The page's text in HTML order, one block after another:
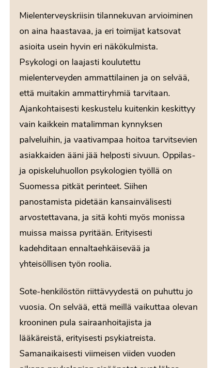
Mielenterveyskriisin tilannekuvan arvioiminen
on aina haastavaa, ja eri toimijat katsovat
asioita usein hyvin eri näkökulmista.
Psykologi on laajasti koulutettu
mielenterveyden ammattilainen ja on selvää,
että muitakin ammattiryhmiä tarvitaan.
Ajankohtaisesti keskustelu kuitenkin keskittyy
vain kaikkein matalimman kynnyksen
palveluihin, ja vaativampaa hoitoa tarvitsevien
asiakkaiden ääni jää helposti sivuun. Oppilas-
ja opiskeluhuollon psykologien työllä on
Suomessa pitkät perinteet. Siihen
panostamista pidetään kansainvälisesti
arvostettavana, ja sitä kohti myös monissa
muissa maissa pyritään. Erityisesti
kadehditaan ennaltaehkäisevää ja
yhteisöllisen työn roolia.
Sote-henkilöstön riittävyydestä on puhuttu jo
vuosia. On selvää, että meillä vaikuttaa olevan
krooninen pula sairaanhoitajista ja
lääkäreistä, erityisesti psykiatreista.
Samanaikaisesti viimeisen viiden vuoden